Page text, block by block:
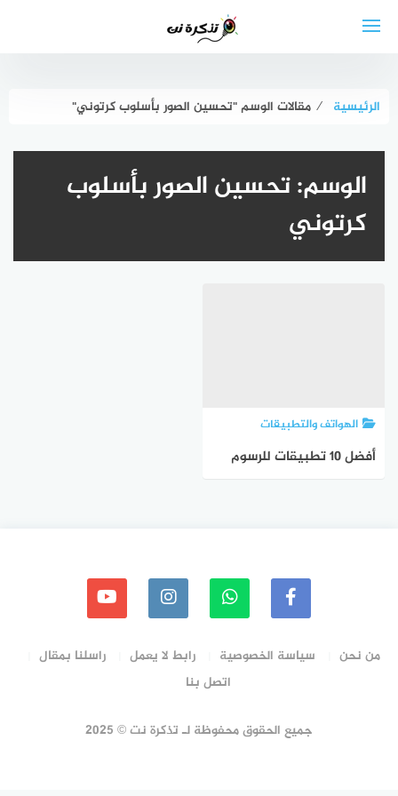
الرئيسية ⁄ مقالات الوسم "تحسين الصور بأسلوب كرتوني"
الوسم:تحسين الصور بأسلوب
كرتوني
الهواتف والتطبيقات
أفضل 10 تطبيقات للرسوم
من نحن سياسة الخصوصية رابط لا يعمل
راسلنا بمقال
اتصل بنا
جميع الحقوق محفوظة لـ تذكرة نت © 2025